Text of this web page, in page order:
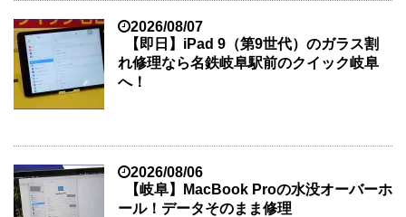
2026/08/07
【即日】iPad 9（第9世代）のガラス割
れ修理なら名鉄岐阜駅前のクイック岐阜
へ！
2026/08/06
【岐阜】MacBook Proの水没オーバーホ
ール！データそのまま修理